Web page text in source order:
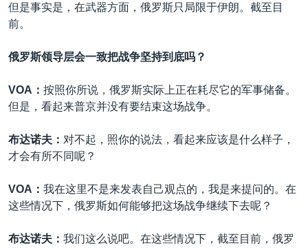
但是事实是，在武器方面，俄罗斯只局限于伊朗。截至目
前。
俄罗斯领导层会一致把战争坚持到底吗？
VOA： 按照你所说，俄罗斯实际上正在耗尽它的军事储备。
但是，看起来普京并没有要结束这场战争。
布达诺夫： 对不起，照你的说法，看起来应该是什么样子，
才会有所不同呢？
VOA： 我在这里不是来发表自己观点的，我是来提问的。在
这些情况下，俄罗斯如何能够把这场战争继续下去呢？
布达诺夫： 我们这么说吧。在这些情况下，截至目前，俄罗